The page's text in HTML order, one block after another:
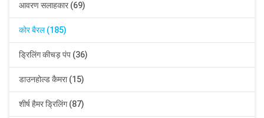
आवरण सलाहकार (69)
कोर बैरल (185)
ड्रिलिंग कीचड़ पंप (36)
डाउनहोल्ड कैमरा (15)
शीर्ष हैमर ड्रिलिंग (87)